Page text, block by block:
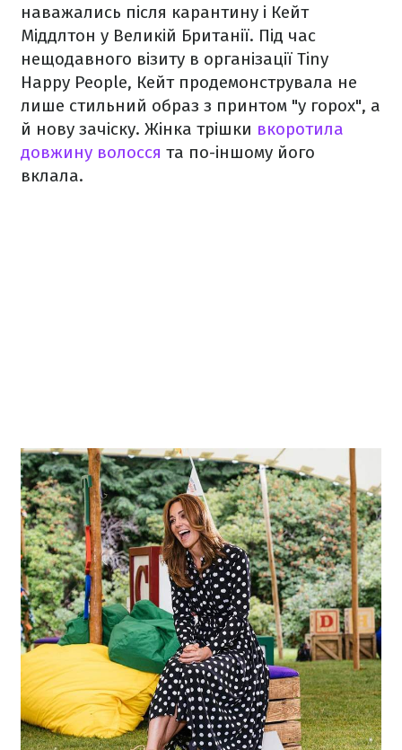
наважались після карантину і Кейт
Міддлтон у Великій Британії. Під час
нещодавного візиту в організації Tiny
Happy People, Кейт продемонструвала не
лише стильний образ з принтом "у горох", а
й нову зачіску. Жінка трішки вкоротила
довжину волосся та по-іншому його
вклала.